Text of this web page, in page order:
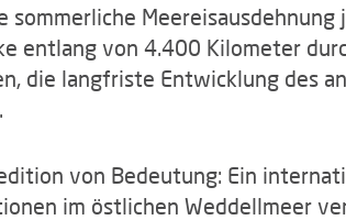
Meereisausdehnung
entlang von 4.400 Kilometer
die langfriste Entwicklung des
von Bedeutung: Ein
im östlichen Weddellmeer